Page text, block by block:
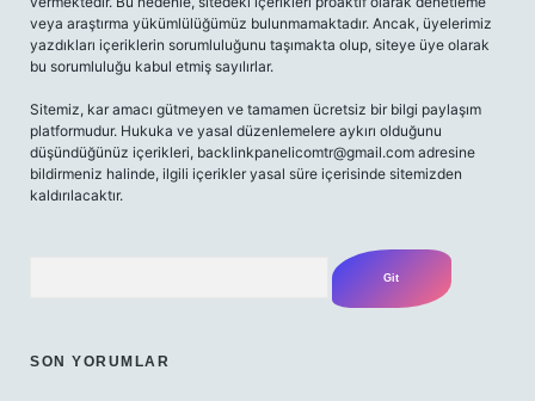
veya araştırma yükümlülüğümüz bulunmamaktadır. Ancak, üyelerimiz
yazdıkları içeriklerin sorumluluğunu taşımakta olup, siteye üye olarak
bu sorumluluğu kabul etmiş sayılırlar.
Sitemiz, kar amacı gütmeyen ve tamamen ücretsiz bir bilgi paylaşım
platformudur. Hukuka ve yasal düzenlemelere aykırı olduğunu
düşündüğünüz içerikleri, backlinkpanelicomtr@gmail.com adresine
bildirmeniz halinde, ilgili içerikler yasal süre içerisinde sitemizden
kaldırılacaktır.
SON YORUMLAR